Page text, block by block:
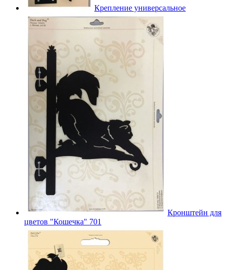
Крепление универсальное
Кронштейн для
цветов "Кошечка" 701